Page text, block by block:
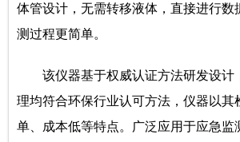
体管设计，无需转移液体，直接进行数
测过程更简单。
该仪器基于权威认证方法研发设计
理均符合环保行业认可方法，仪器以其
单、成本低等特点。广泛应用于应急监